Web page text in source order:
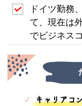
ドイツ勤務
て、現在は
でビジネス